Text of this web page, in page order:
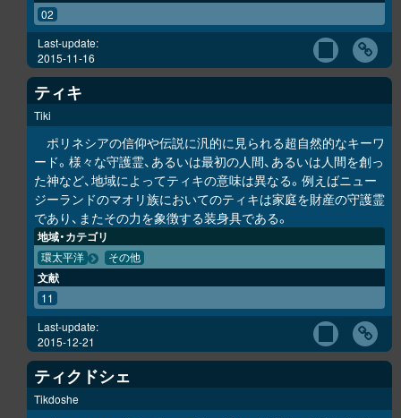
02
Last-update:
2015-11-16
ティキ
Tiki
ポリネシアの信仰や伝説に汎的に見られる超自然的なキーワ
ード。様々な守護霊、あるいは最初の人間、あるいは人間を創っ
た神など、地域によってティキの意味は異なる。例えばニュー
ジーランドのマオリ族においてのティキは家庭を財産の守護霊
であり、またその力を象徴する装身具である。
地域・カテゴリ
環太平洋 その他
文献
11
Last-update:
2015-12-21
ティクドシェ
Tikdoshe